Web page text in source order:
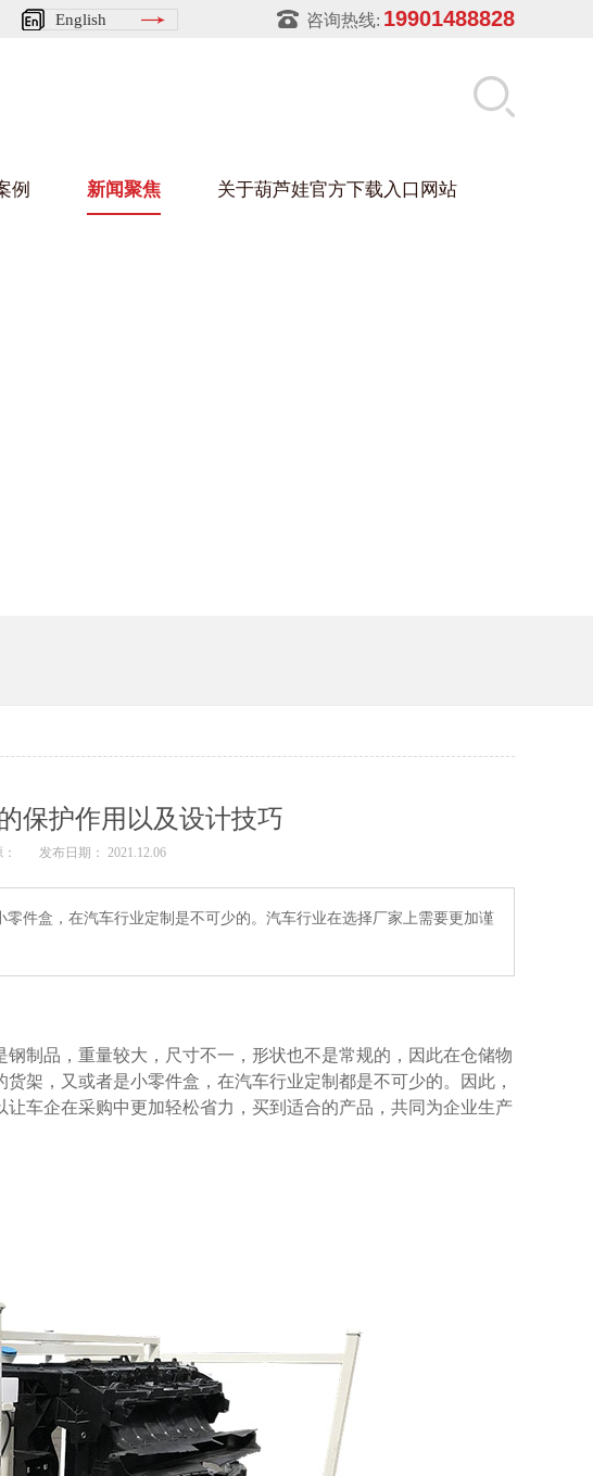
咨询热线: 19901488828
English
例 新闻聚焦 关于葫芦娃官方下载入口网站
保护作用以及设计技巧
： 发布日期： 2021.12.06
件盒，在汽车行业定制是不可少的。汽车行业在选择厂家上需要更加谨
，重量较大，尺寸不一，形状也不是常规的，因此在仓储物
，又或者是小零件盒，在汽车行业定制都是不可少的。因此，
让车企在采购中更加轻松省力，买到适合的产品，共同为企业生产